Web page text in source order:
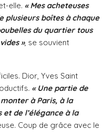
elle. « Mes acheteuses
plusieurs boîtes à chaque
du quartier tous
», se souvient
Dior, Yves Saint
« Une partie de
à Paris, à la
de l’élégance à la
Coup de grâce avec le